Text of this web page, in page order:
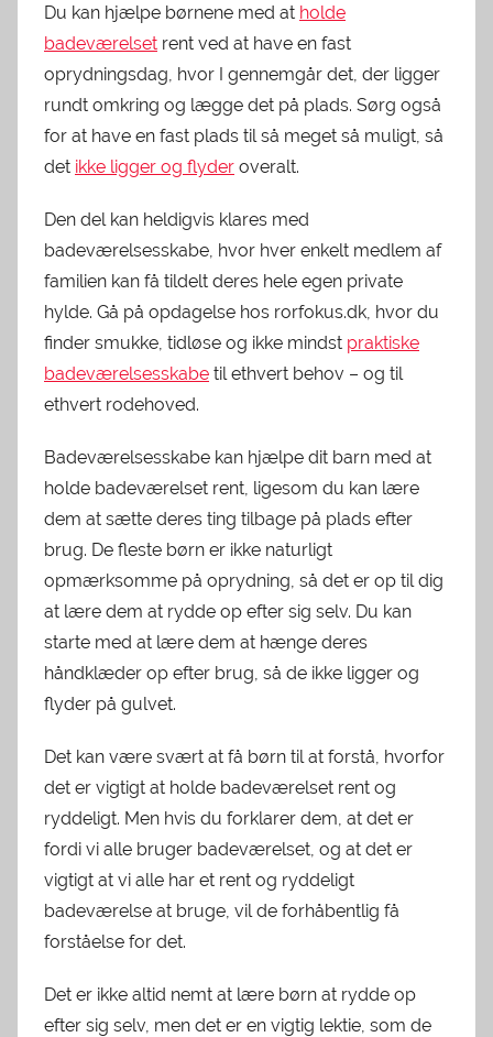
Du kan hjælpe børnene med at holde
badeværelset rent ved at have en fast
oprydningsdag, hvor I gennemgår det, der ligger
rundt omkring og lægge det på plads. Sørg også
for at have en fast plads til så meget så muligt, så
det ikke ligger og flyder overalt.
Den del kan heldigvis klares med
badeværelsesskabe, hvor hver enkelt medlem af
familien kan få tildelt deres hele egen private
hylde. Gå på opdagelse hos rorfokus.dk, hvor du
finder smukke, tidløse og ikke mindst praktiske
badeværelsesskabe til ethvert behov – og til
ethvert rodehoved.
Badeværelsesskabe kan hjælpe dit barn med at
holde badeværelset rent, ligesom du kan lære
dem at sætte deres ting tilbage på plads efter
brug. De fleste børn er ikke naturligt
opmærksomme på oprydning, så det er op til dig
at lære dem at rydde op efter sig selv. Du kan
starte med at lære dem at hænge deres
håndklæder op efter brug, så de ikke ligger og
flyder på gulvet.
Det kan være svært at få børn til at forstå, hvorfor
det er vigtigt at holde badeværelset rent og
ryddeligt. Men hvis du forklarer dem, at det er
fordi vi alle bruger badeværelset, og at det er
vigtigt at vi alle har et rent og ryddeligt
badeværelse at bruge, vil de forhåbentlig få
forståelse for det.
Det er ikke altid nemt at lære børn at rydde op
efter sig selv, men det er en vigtig lektie, som de